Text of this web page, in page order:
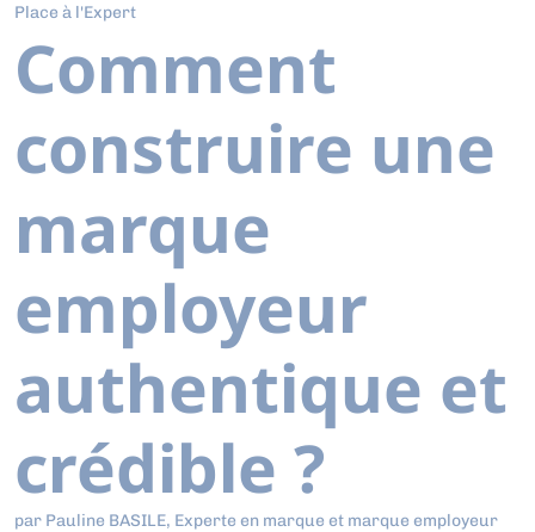
Place à l'Expert
Comment
construire une
marque
employeur
authentique et
crédible ?
par Pauline BASILE, Experte en marque et marque employeur